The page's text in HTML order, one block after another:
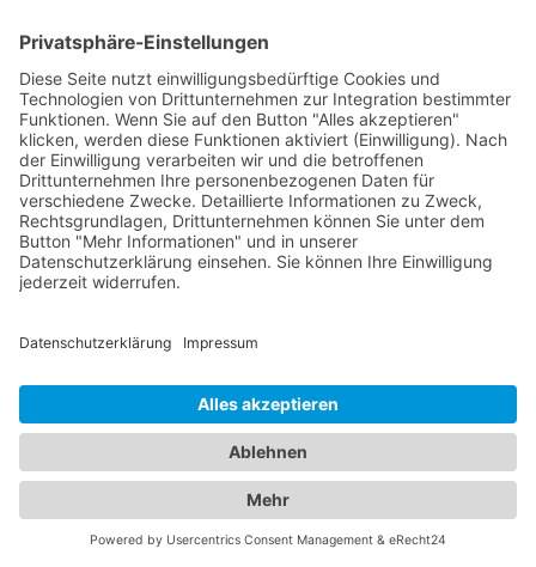
sicherzustellen, dass sie Ihren spezifischen
Bedürfnissen entsprechen.
Alles unter einem Dach:
Informationen zu
Abschleppdiensten und Hotels
in einem Branchenportal
In unserem umfassenden Branchenportal finden
breite Auswahl an Hotels für Ihren nächsten
Aufenthalt. Wir bieten Ihnen eine vielfältige
Plattform, um sowohl bei Fahrzeugpannen als
auch bei der Suche nach der perfekten Unterkunft
bestens informiert zu sein. Egal ob Sie geschäftlich
oder privat unterwegs sind, unser Branchenportal
präsentiert Ihnen eine Vielzahl von Hotels in